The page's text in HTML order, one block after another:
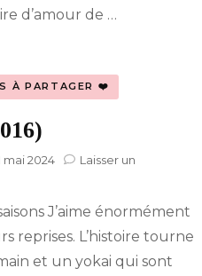
d’amour de …
À PARTAGER ❤️
mai 2024
Laisser un
J’aime énormément
reprises. L’histoire tourne
et un yokai qui sont